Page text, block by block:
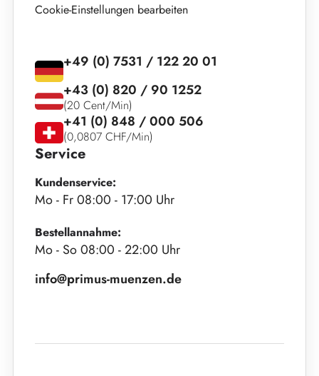
Cookie-Einstellungen bearbeiten
Service
Kundenservice:
Mo - Fr 08:00 - 17:00 Uhr
Bestellannahme:
Mo - So 08:00 - 22:00 Uhr
info@primus-muenzen.de
+49 (0) 7531 / 122 20 01
+43 (0) 820 / 90 1252
(20 Cent/Min)
+41 (0) 848 / 000 506
(0,0807 CHF/Min)